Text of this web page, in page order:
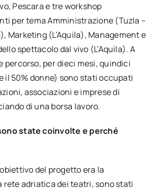
Pescara e tre workshop
per tema Amministrazione (Tuzla –
Marketing (L’Aquila), Management e
spettacolo dal vivo (L’Aquila). A
percorso, per dieci mesi, quindici
il 50% donne) sono stati occupati
associazioni e imprese di
di una borsa lavoro.
state coinvolte e perché
del progetto era la
rete adriatica dei teatri, sono stati